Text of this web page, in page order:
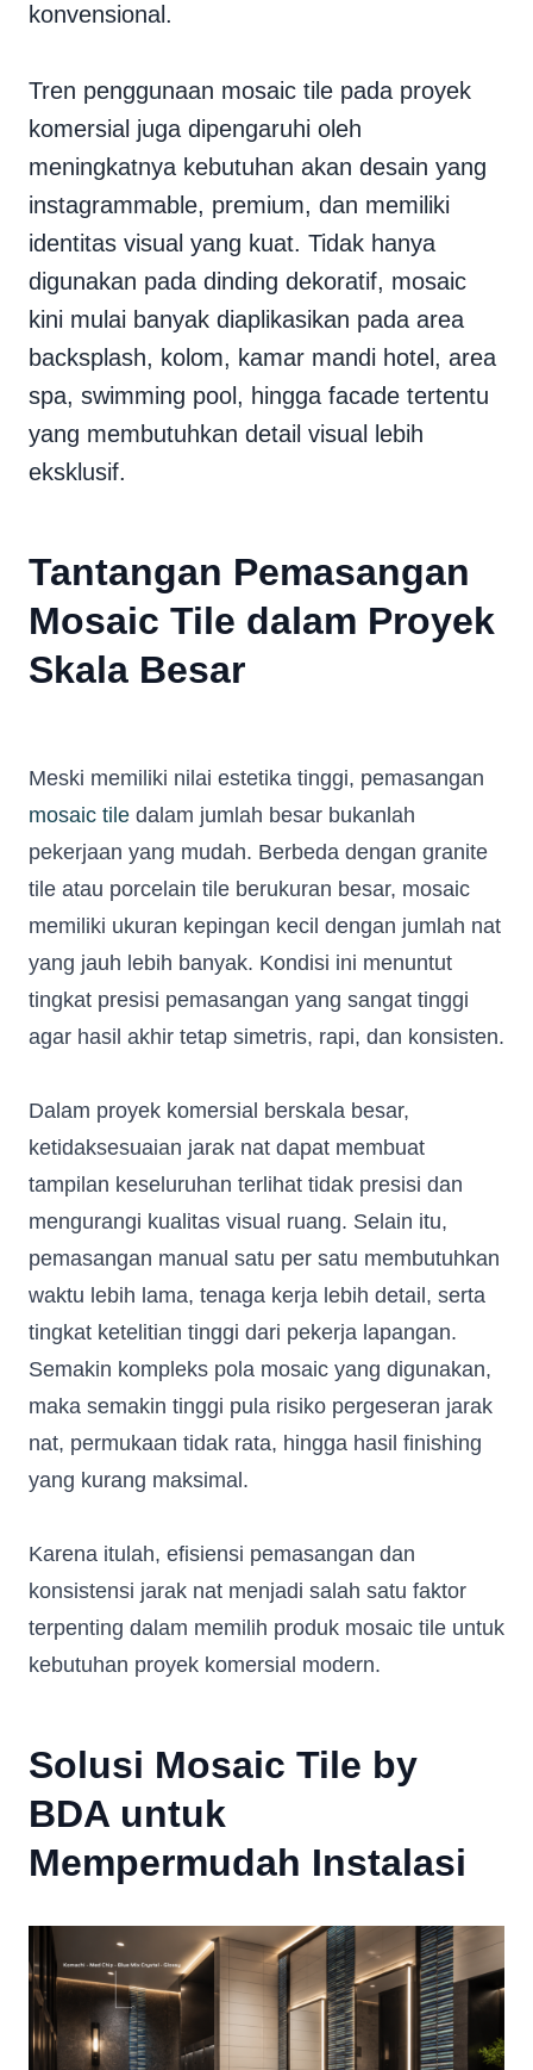
konvensional.
Tren penggunaan mosaic tile pada proyek
komersial juga dipengaruhi oleh
meningkatnya kebutuhan akan desain yang
instagrammable, premium, dan memiliki
identitas visual yang kuat. Tidak hanya
digunakan pada dinding dekoratif, mosaic
kini mulai banyak diaplikasikan pada area
backsplash, kolom, kamar mandi hotel, area
spa, swimming pool, hingga facade tertentu
yang membutuhkan detail visual lebih
eksklusif.
Tantangan Pemasangan
Mosaic Tile dalam Proyek
Skala Besar
Meski memiliki nilai estetika tinggi, pemasangan
mosaic tile dalam jumlah besar bukanlah
pekerjaan yang mudah. Berbeda dengan granite
tile atau porcelain tile berukuran besar, mosaic
memiliki ukuran kepingan kecil dengan jumlah nat
yang jauh lebih banyak. Kondisi ini menuntut
tingkat presisi pemasangan yang sangat tinggi
agar hasil akhir tetap simetris, rapi, dan konsisten.
Dalam proyek komersial berskala besar,
ketidaksesuaian jarak nat dapat membuat
tampilan keseluruhan terlihat tidak presisi dan
mengurangi kualitas visual ruang. Selain itu,
pemasangan manual satu per satu membutuhkan
waktu lebih lama, tenaga kerja lebih detail, serta
tingkat ketelitian tinggi dari pekerja lapangan.
Semakin kompleks pola mosaic yang digunakan,
maka semakin tinggi pula risiko pergeseran jarak
nat, permukaan tidak rata, hingga hasil finishing
yang kurang maksimal.
Karena itulah, efisiensi pemasangan dan
konsistensi jarak nat menjadi salah satu faktor
terpenting dalam memilih produk mosaic tile untuk
kebutuhan proyek komersial modern.
Solusi Mosaic Tile by
BDA untuk
Mempermudah Instalasi